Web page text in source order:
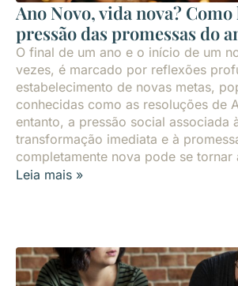
Ano Novo, vida nova?
pressão das promessas do
O final de um ano e o início de um
vezes, é marcado por reflexões
estabelecimento de novas metas,
conhecidas como as resoluções de
entanto, a pressão social associada
transformação imediata e à
completamente nova pode se tornar
Leia mais »